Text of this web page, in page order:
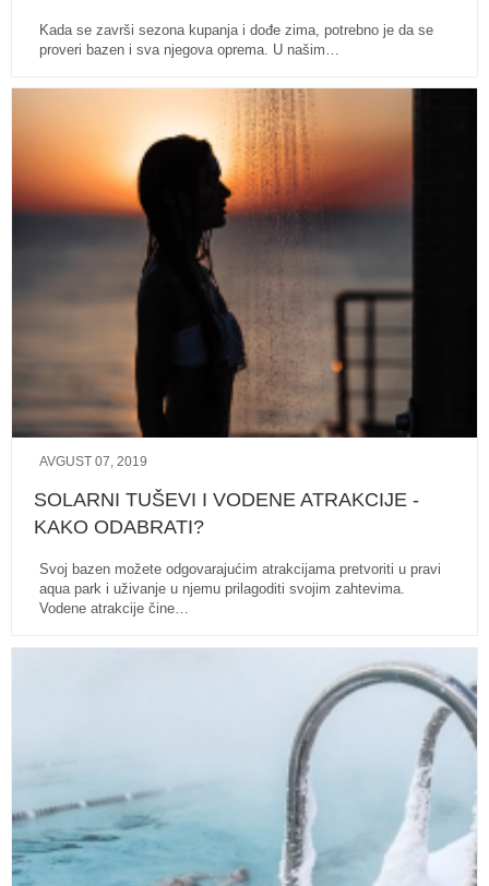
Kada se završi sezona kupanja i dođe zima, potrebno je da se
proveri bazen i sva njegova oprema. U našim…
AVGUST 07, 2019
SOLARNI TUŠEVI I VODENE ATRAKCIJE -
KAKO ODABRATI?
Svoj bazen možete odgovarajućim atrakcijama pretvoriti u pravi
aqua park i uživanje u njemu prilagoditi svojim zahtevima.
Vodene atrakcije čine…